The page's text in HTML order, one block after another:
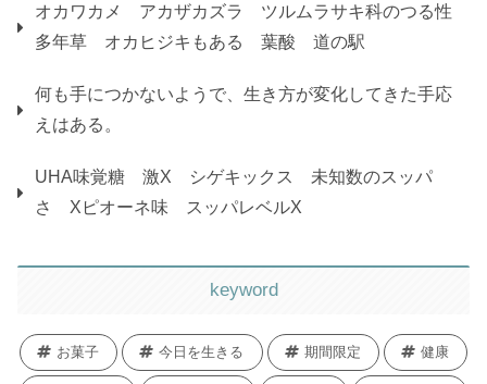
オカワカメ アカザカズラ ツルムラサキ科のつる性
多年草 オカヒジキもある 葉酸 道の駅
何も手につかないようで、生き方が変化してきた手応
えはある。
UHA味覚糖 激X シゲキックス 未知数のスッパ
さ Xピオーネ味 スッパレベルX
keyword
お菓子 今日を生きる 期間限定 健康